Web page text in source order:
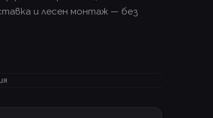
и лесен монтаж — без